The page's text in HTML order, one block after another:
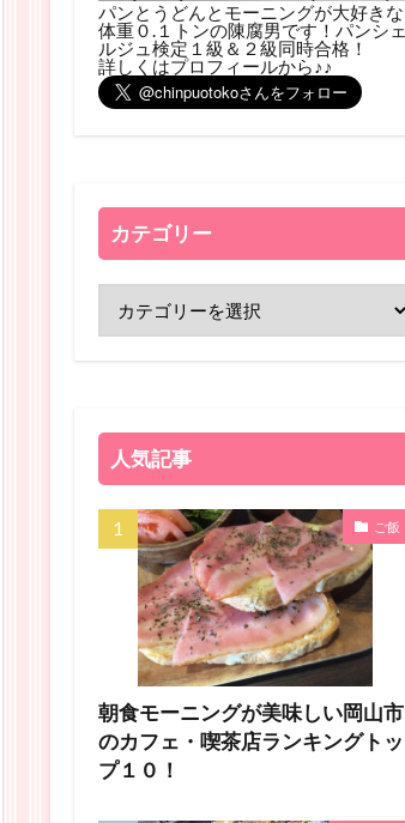
パンとうどんとモーニングが大好きな
体重０.１トンの陳腐男です！パンシェ
ルジュ検定１級＆２級同時合格！
詳しくはプロフィールから♪♪
カテゴリー
人気記事
ご飯
朝食モーニングが美味しい岡山市
のカフェ・喫茶店ランキングトッ
プ１０！